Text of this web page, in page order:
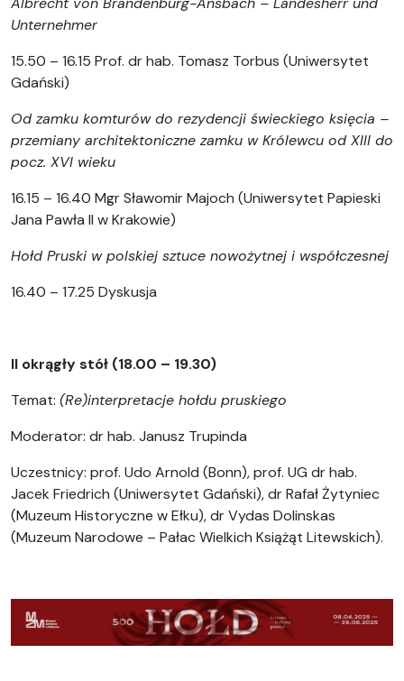
Unternehmer
15.50 – 16.15 Prof. dr hab. Tomasz Torbus (Uniwersytet
Gdański)
Od zamku komturów do rezydencji świeckiego księcia –
przemiany architektoniczne zamku w Królewcu od XIII do
pocz. XVI wieku
16.15 – 16.40 Mgr Sławomir Majoch (Uniwersytet Papieski
Jana Pawła II w Krakowie)
Hołd Pruski w polskiej sztuce nowożytnej i współczesnej
16.40 – 17.25 Dyskusja
II okrągły stół (18.00 – 19.30)
Temat: (Re)interpretacje hołdu pruskiego
Moderator: dr hab. Janusz Trupinda
Uczestnicy: prof. Udo Arnold (Bonn), prof. UG dr hab.
Jacek Friedrich (Uniwersytet Gdański), dr Rafał Żytyniec
(Muzeum Historyczne w Ełku), dr Vydas Dolinskas
(Muzeum Narodowe – Pałac Wielkich Książąt Litewskich).